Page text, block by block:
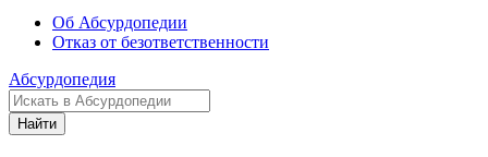
Об Абсурдопедии
Отказ от безответственности
Абсурдопедия
Найти